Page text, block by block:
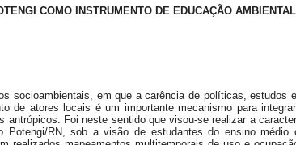
COMO INSTRUMENTO DE EDUCAÇÃO AMBIENTAL
socioambientais, em que a carência de políticas, estudos
de atores locais é um importante mecanismo para
antrópicos. Foi neste sentido que visou-se realizar a
RN, sob a visão de estudantes do ensino médio